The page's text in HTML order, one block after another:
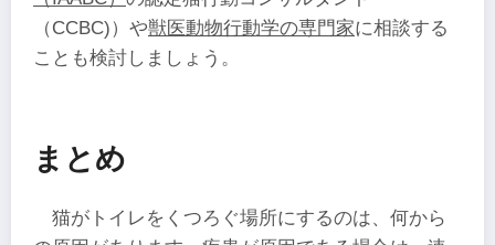
（CCBC)）や獣医動物行動学の専門家に相談する
ことも検討しましょう。
まとめ
猫がトイレをくつろぐ場所にするのは、何から